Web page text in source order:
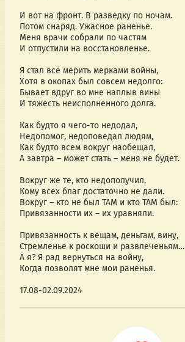
И вот на фронт. В разведку по ночам.
Потом снаряд. Ужасное раненье.
Меня врачи собрали по частям
И отпустили на восстановленье.
Я стал всё мерить мерками войны,
Хотя в окопах был совсем недолго:
Бывает вдруг во мне наплыв вины
И тяжесть неисполненного долга.
Как будто я чего-то недодал,
Недопомог, недоповедал людям,
Как будто всем вокруг наобещал,
А завтра – может стать – меня не будет.
Вокруг же те, кто недополучил,
Кому всех благ достаточно не дали.
Вокруг – кто не был ТАМ и кто ТАМ был:
Привязанности их – их уравняли.
Привязанность к вещам, деньгам, вину,
Стремленье к роскоши и развлеченьям…
А я? Я рад вернуться на войну,
Когда позволят мне мои раненья.
17.08-02.09.2024